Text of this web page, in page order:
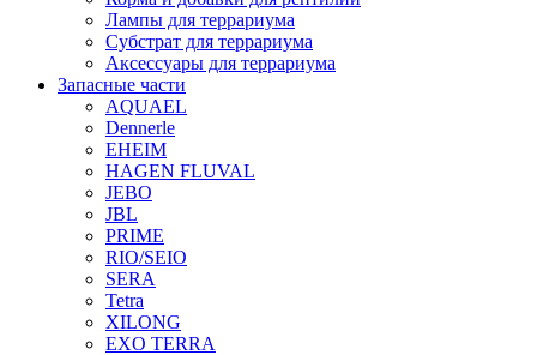
Лампы для террариума
Субстрат для террариума
Аксессуары для террариума
Запасные части
AQUAEL
Dennerle
EHEIM
HAGEN FLUVAL
JEBO
JBL
PRIME
RIO/SEIO
SERA
Tetra
XILONG
EXO TERRA